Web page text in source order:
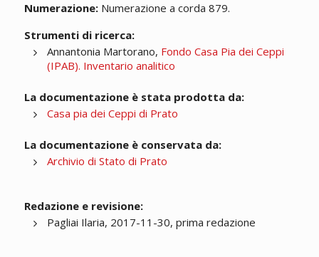
Numerazione:Numerazione a corda 879.
Strumenti di ricerca:
Annantonia Martorano, Fondo Casa Pia dei Ceppi
(IPAB). Inventario analitico
La documentazione è stata prodotta da:
Casa pia dei Ceppi di Prato
La documentazione è conservata da:
Archivio di Stato di Prato
Redazione e revisione:
Pagliai Ilaria, 2017-11-30, prima redazione